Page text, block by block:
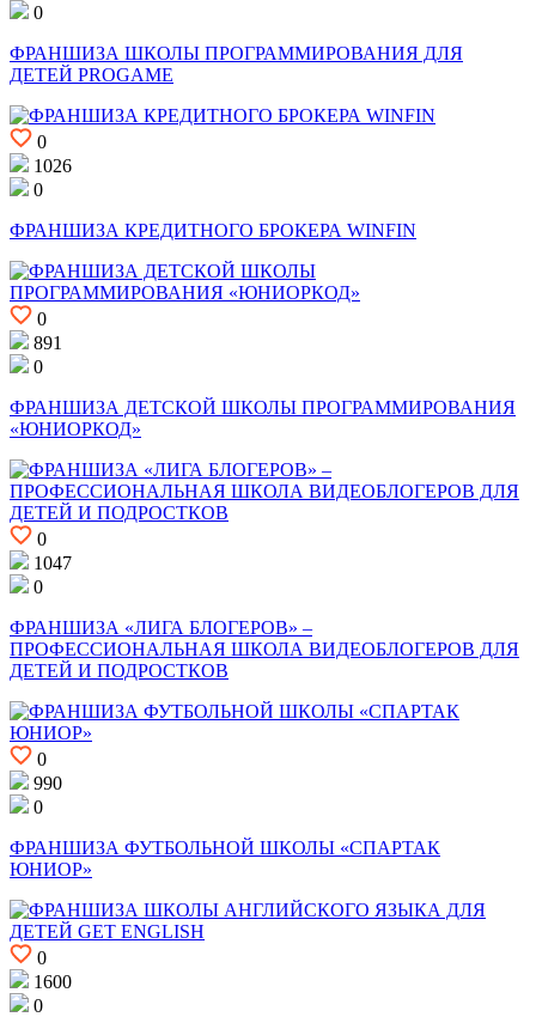
0
ФРАНШИЗА ШКОЛЫ ПРОГРАММИРОВАНИЯ ДЛЯ
ДЕТЕЙ PROGAME
0
1026
0
ФРАНШИЗА КРЕДИТНОГО БРОКЕРА WINFIN
0
891
0
ФРАНШИЗА ДЕТСКОЙ ШКОЛЫ ПРОГРАММИРОВАНИЯ
«ЮНИОРКОД»
0
1047
0
ФРАНШИЗА «ЛИГА БЛОГЕРОВ» –
ПРОФЕССИОНАЛЬНАЯ ШКОЛА ВИДЕОБЛОГЕРОВ ДЛЯ
ДЕТЕЙ И ПОДРОСТКОВ
0
990
0
ФРАНШИЗА ФУТБОЛЬНОЙ ШКОЛЫ «СПАРТАК
ЮНИОР»
0
1600
0